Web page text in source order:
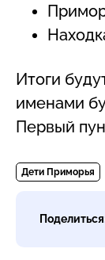
Итоги
именами
Первый
Дети Приморья